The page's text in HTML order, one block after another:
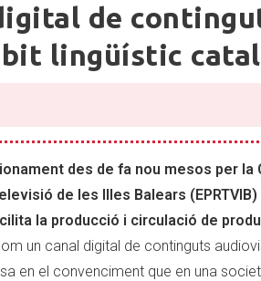
de
lingüístic
des de fa nou mesos per
de les Illes Balears
la producció i circulació de
un canal digital de continguts
en el convenciment que en una